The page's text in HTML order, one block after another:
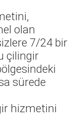
olan
7/24 bir
çilingir
sürede
hizmetini